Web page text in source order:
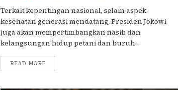
Terkait kepentingan nasional, selain aspek
kesehatan generasi mendatang, Presiden Jokowi
juga akan mempertimbangkan nasib dan
kelangsungan hidup petani dan buruh....
READ MORE